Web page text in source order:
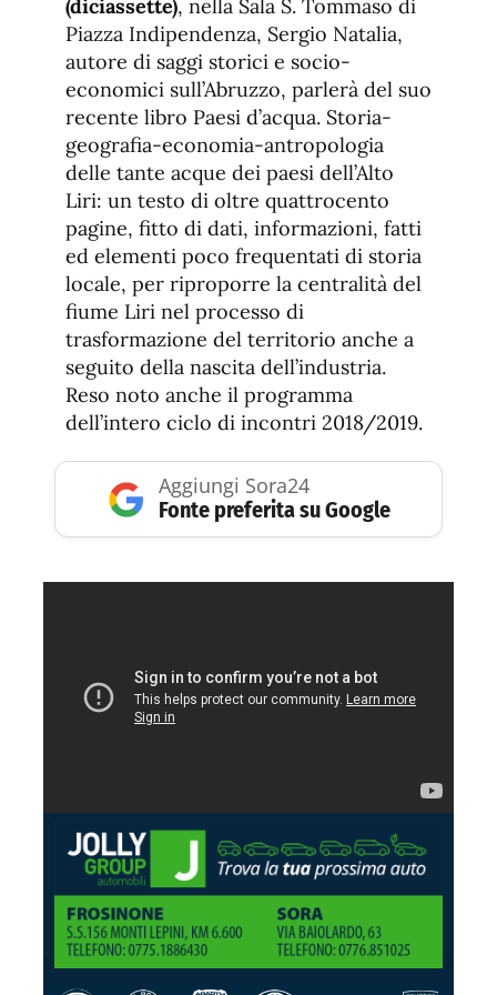
(diciassette), nella Sala S. Tommaso di
Piazza Indipendenza, Sergio Natalia,
autore di saggi storici e socio-
economici sull’Abruzzo, parlerà del suo
recente libro Paesi d’acqua. Storia-
geografia-economia-antropologia
delle tante acque dei paesi dell’Alto
Liri: un testo di oltre quattrocento
pagine, fitto di dati, informazioni, fatti
ed elementi poco frequentati di storia
locale, per riproporre la centralità del
fiume Liri nel processo di
trasformazione del territorio anche a
seguito della nascita dell’industria.
Reso noto anche il programma
dell’intero ciclo di incontri 2018/2019.
Aggiungi Sora24
Fonte preferita su Google